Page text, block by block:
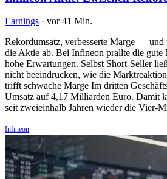
Earnings · vor 41 Min.
Rekordumsatz, verbesserte Marge — und
die Aktie ab. Bei Infineon prallte die gute
hohe Erwartungen. Selbst Short-Seller
nicht beeindrucken, wie die
trifft schwache Marge Im dritten
Umsatz auf 4,17 Milliarden Euro. Damit
seit zweieinhalb Jahren wieder die Vier-
Infineon